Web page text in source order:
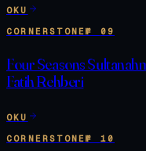
OKU
CORNERSTONE№ 09
Four Seasons
Fatih Rehberi
OKU
CORNERSTONE№ 10